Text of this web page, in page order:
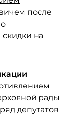
после
на
рады
депутатов